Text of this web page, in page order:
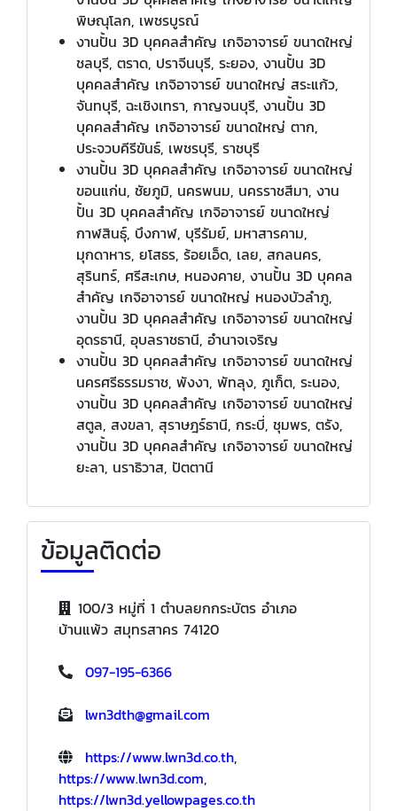
พิษณุโลก, เพชรบูรณ์
งานปั้น 3D บุคคลสำคัญ เกจิอาจารย์ ขนาดใหญ่
ชลบุรี, ตราด, ปราจีนบุรี, ระยอง, งานปั้น 3D
บุคคลสำคัญ เกจิอาจารย์ ขนาดใหญ่ สระแก้ว,
จันทบุรี, ฉะเชิงเทรา, กาญจนบุรี, งานปั้น 3D
บุคคลสำคัญ เกจิอาจารย์ ขนาดใหญ่ ตาก,
ประจวบคีรีขันธ์, เพชรบุรี, ราชบุรี
งานปั้น 3D บุคคลสำคัญ เกจิอาจารย์ ขนาดใหญ่
ขอนแก่น, ชัยภูมิ, นครพนม, นครราชสีมา, งาน
ปั้น 3D บุคคลสำคัญ เกจิอาจารย์ ขนาดใหญ่
กาฬสินธุ์, บึงกาฬ, บุรีรัมย์, มหาสารคาม,
มุกดาหาร, ยโสธร, ร้อยเอ็ด, เลย, สกลนคร,
สุรินทร์, ศรีสะเกษ, หนองคาย, งานปั้น 3D บุคคล
สำคัญ เกจิอาจารย์ ขนาดใหญ่ หนองบัวลำภู,
งานปั้น 3D บุคคลสำคัญ เกจิอาจารย์ ขนาดใหญ่
อุดรธานี, อุบลราชธานี, อำนาจเจริญ
งานปั้น 3D บุคคลสำคัญ เกจิอาจารย์ ขนาดใหญ่
นครศรีธรรมราช, พังงา, พัทลุง, ภูเก็ต, ระนอง,
งานปั้น 3D บุคคลสำคัญ เกจิอาจารย์ ขนาดใหญ่
สตูล, สงขลา, สุราษฎร์ธานี, กระบี่, ชุมพร, ตรัง,
งานปั้น 3D บุคคลสำคัญ เกจิอาจารย์ ขนาดใหญ่
ยะลา, นราธิวาส, ปัตตานี
ข้อมูลติดต่อ
100/3 หมู่ที่ 1 ตำบลยกกระบัตร อำเภอ
บ้านแพ้ว สมุทรสาคร 74120
097-195-6366
lwn3dth@gmail.com
https://www.lwn3d.co.th,
https://www.lwn3d.com,
https://lwn3d.yellowpages.co.th